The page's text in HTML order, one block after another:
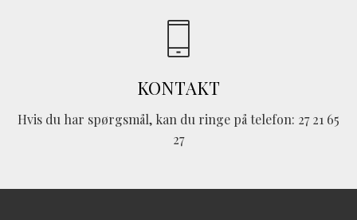
KONTAKT
Hvis du har spørgsmål, kan du ringe på telefon: 27 21 65
27